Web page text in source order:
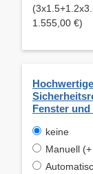
1.555,00 €)
Hochwertige
Fenster und
keine
Manuell